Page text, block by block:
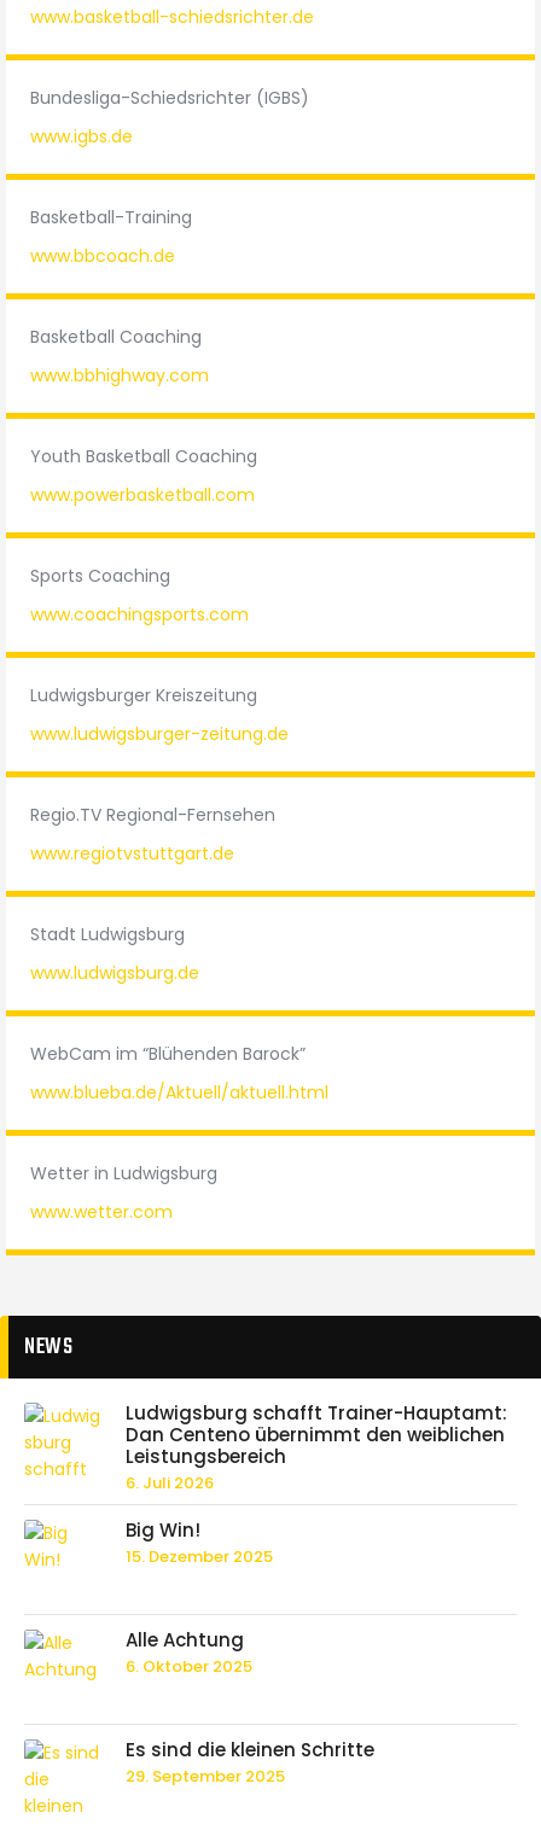
www.basketball-schiedsrichter.de
Bundesliga-Schiedsrichter (IGBS)
www.igbs.de
Basketball-Training
www.bbcoach.de
Basketball Coaching
www.bbhighway.com
Youth Basketball Coaching
www.powerbasketball.com
Sports Coaching
www.coachingsports.com
Ludwigsburger Kreiszeitung
www.ludwigsburger-zeitung.de
Regio.TV Regional-Fernsehen
www.regiotvstuttgart.de
Stadt Ludwigsburg
www.ludwigsburg.de
WebCam im “Blühenden Barock”
www.blueba.de/Aktuell/aktuell.html
Wetter in Ludwigsburg
www.wetter.com
NEWS
Ludwigsburg schafft Trainer-Hauptamt:
Dan Centeno übernimmt den weiblichen
Leistungsbereich
6. Juli 2026
Big Win!
15. Dezember 2025
Alle Achtung
6. Oktober 2025
Es sind die kleinen Schritte
29. September 2025